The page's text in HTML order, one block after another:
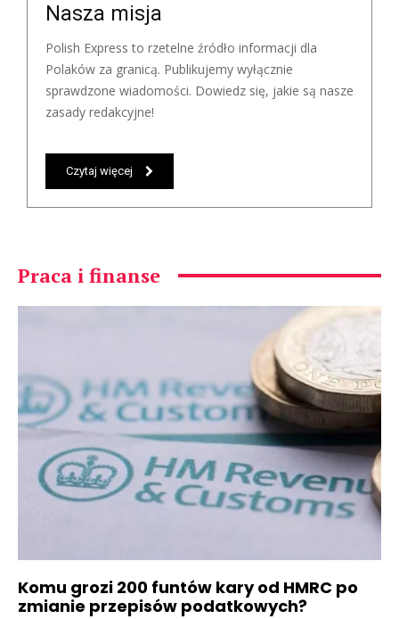
Nasza misja
Polish Express to rzetelne źródło informacji dla
Polaków za granicą. Publikujemy wyłącznie
sprawdzone wiadomości. Dowiedz się, jakie są nasze
zasady redakcyjne!
Czytaj więcej
Praca i finanse
Komu grozi 200 funtów kary od HMRC po
zmianie przepisów podatkowych?